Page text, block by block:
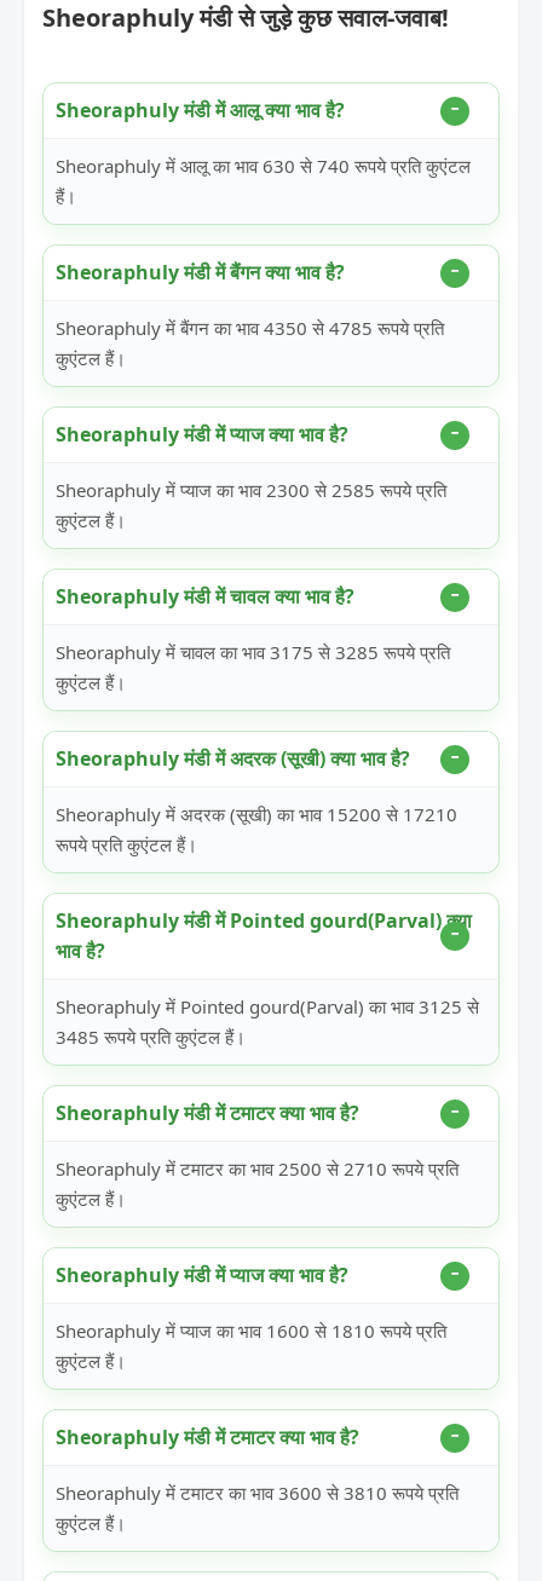
Sheoraphuly मंडी से जुड़े कुछ सवाल-जवाब!
Sheoraphuly मंडी में आलू क्या भाव है?
Sheoraphuly में आलू का भाव 630 से 740 रूपये प्रति कुएंटल
हैं।
Sheoraphuly मंडी में बैंगन क्या भाव है?
Sheoraphuly में बैंगन का भाव 4350 से 4785 रूपये प्रति
कुएंटल हैं।
Sheoraphuly मंडी में प्याज क्या भाव है?
Sheoraphuly में प्याज का भाव 2300 से 2585 रूपये प्रति
कुएंटल हैं।
Sheoraphuly मंडी में चावल क्या भाव है?
Sheoraphuly में चावल का भाव 3175 से 3285 रूपये प्रति
कुएंटल हैं।
Sheoraphuly मंडी में अदरक (सूखी) क्या भाव है?
Sheoraphuly में अदरक (सूखी) का भाव 15200 से 17210
रूपये प्रति कुएंटल हैं।
Sheoraphuly मंडी में Pointed gourd(Parval) क्या
भाव है?
Sheoraphuly में Pointed gourd(Parval) का भाव 3125 से
3485 रूपये प्रति कुएंटल हैं।
Sheoraphuly मंडी में टमाटर क्या भाव है?
Sheoraphuly में टमाटर का भाव 2500 से 2710 रूपये प्रति
कुएंटल हैं।
Sheoraphuly मंडी में प्याज क्या भाव है?
Sheoraphuly में प्याज का भाव 1600 से 1810 रूपये प्रति
कुएंटल हैं।
Sheoraphuly मंडी में टमाटर क्या भाव है?
Sheoraphuly में टमाटर का भाव 3600 से 3810 रूपये प्रति
कुएंटल हैं।